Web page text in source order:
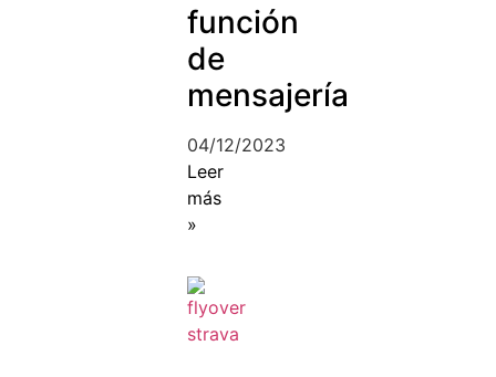
función
de
mensajería
04/12/2023
Leer
más
»